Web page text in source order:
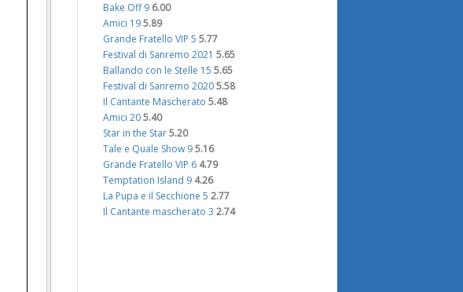
Bake Off 9 6.00
Amici 19 5.89
Grande Fratello VIP 5 5.77
Festival di Sanremo 2021 5.65
Ballando con le Stelle 15 5.65
Festival di Sanremo 2020 5.58
Il Cantante Mascherato 5.48
Amici 20 5.40
Star in the Star 5.20
Tale e Quale Show 9 5.16
Grande Fratello VIP 6 4.79
Temptation Island 9 4.26
La Pupa e il Secchione 5 2.77
Il Cantante mascherato 3 2.74